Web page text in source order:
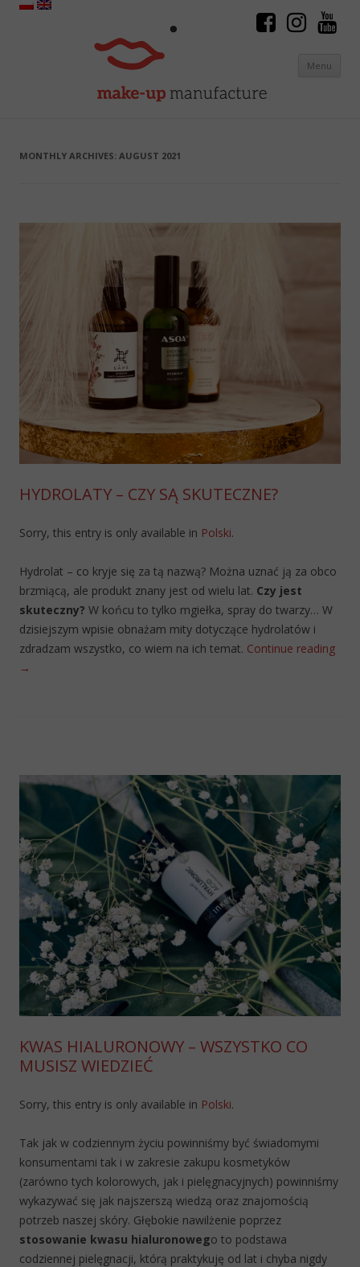
Menu
MONTHLY ARCHIVES: AUGUST 2021
HYDROLATY – CZY SĄ SKUTECZNE?
Sorry, this entry is only available in Polski.
Hydrolat – co kryje się za tą nazwą? Można uznać ją za obco
brzmiącą, ale produkt znany jest od wielu lat. Czy jest
skuteczny? W końcu to tylko mgiełka, spray do twarzy… W
dzisiejszym wpisie obnażam mity dotyczące hydrolatów i
zdradzam wszystko, co wiem na ich temat. Continue reading
→
KWAS HIALURONOWY – WSZYSTKO CO
MUSISZ WIEDZIEĆ
Sorry, this entry is only available in Polski.
Tak jak w codziennym życiu powinniśmy być świadomymi
konsumentami tak i w zakresie zakupu kosmetyków
(zarówno tych kolorowych, jak i pielęgnacyjnych) powinniśmy
wykazywać się jak najszerszą wiedzą oraz znajomością
potrzeb naszej skóry. Głębokie nawilżenie poprzez
stosowanie kwasu hialuronowego to podstawa
codziennej pielęgnacji, którą praktykuję od lat i chyba nigdy